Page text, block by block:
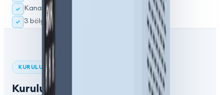
Kanal içi veya mekan içi kurulum seçeneği
3 bölgeye kadar
KURULUM
Kurulum Tipleri